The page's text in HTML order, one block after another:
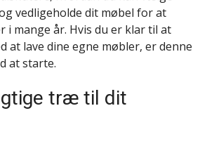
vedligeholde dit møbel for at
i mange år. Hvis du er klar til at
at lave dine egne møbler, er denne
at starte.
træ til dit